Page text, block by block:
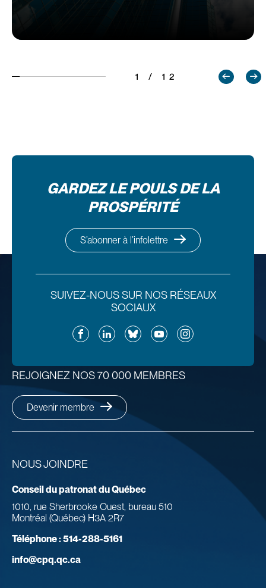
1 / 12
GARDEZ LE POULS DE LA
PROSPÉRITÉ
S’abonner à l’infolettre
SUIVEZ-NOUS SUR NOS RÉSEAUX
SOCIAUX
FacebookLinkedInBlueskyYouTubeInstagram
NOUS JOINDRE
Conseil du patronat du Québec
1010, rue Sherbrooke Ouest, bureau 510
Montréal (Québec) H3A 2R7
Téléphone :514-288-5161
info@cpq.qc.ca
REJOIGNEZ NOS 70 000 MEMBRES
Devenir membre